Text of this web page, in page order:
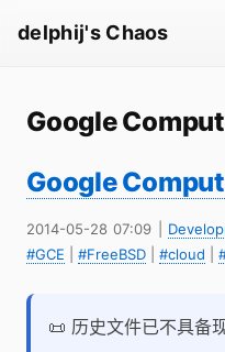
delphij's Chaos
Google
Google
2014-05-28 07:09
#GCE
#FreeBSD #cloud
📜 历史文件已不具备